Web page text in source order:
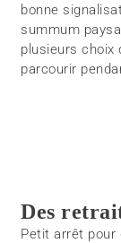
bonne
summum
plusieurs choix
parcourir
Des
Petit arrêt pour